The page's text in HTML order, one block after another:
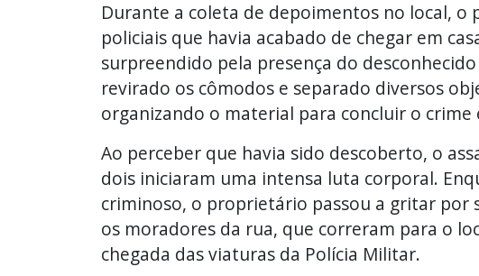
Durante a coleta de depoimentos no local,
policiais que havia acabado de chegar em
surpreendido pela presença do
revirado os cômodos e separado diversos
organizando o material para concluir o crime
Ao perceber que havia sido descoberto, o
dois iniciaram uma intensa luta corporal.
criminoso, o proprietário passou a gritar por
os moradores da rua, que correram para o
chegada das viaturas da Polícia Militar.